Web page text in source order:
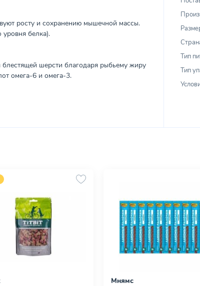
росту и сохранению мышечной массы.
белка).
шерсти благодаря рыбьему жиру
омега-6 и омега-3.
Тип
Тип
Мнямс